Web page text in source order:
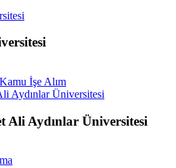
İşe Alım
Ali Aydınlar Üniversitesi